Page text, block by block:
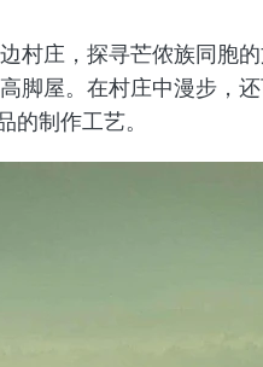
村庄，探寻芒侬族同胞
脚屋。在村庄中漫步，还
制作工艺。